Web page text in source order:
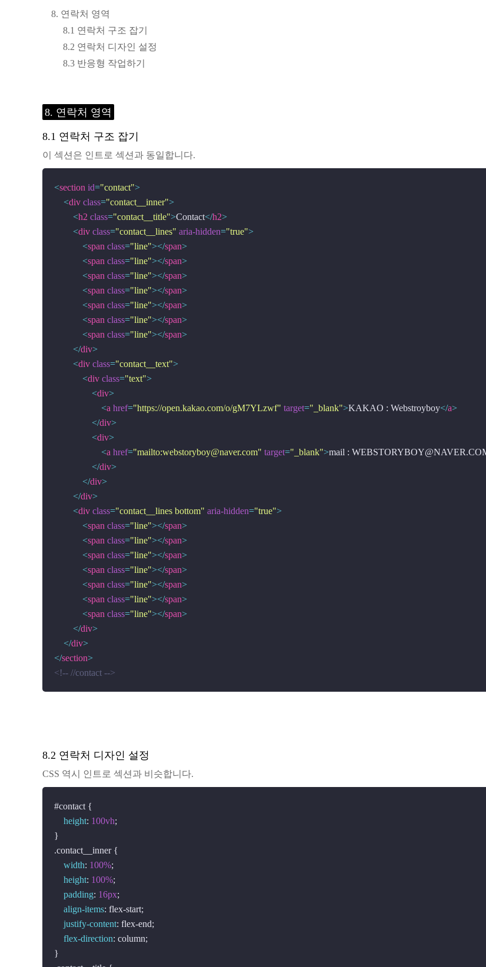
8. 연락처 영역
8.1 연락처 구조 잡기
8.2 연락처 디자인 설정
8.3 반응형 작업하기
8. 연락처 영역
8.1 연락처 구조 잡기
이 섹션은 인트로 섹션과 동일합니다.
<section id="contact">
<div class="contact__inner">
<h2 class="contact__title">Contact</h2>
<div class="contact__lines" aria-hidden="true">
<span class="line"></span>
<span class="line"></span>
<span class="line"></span>
<span class="line"></span>
<span class="line"></span>
<span class="line"></span>
<span class="line"></span>
</div>
<div class="contact__text">
<div class="text">
<div>
<a href="https://open.kakao.com/o/gM7YLzwf" target="_blank">KAKAO : Webstroyboy</a>
</div>
<div>
<a href="mailto:webstoryboy@naver.com" target="_blank">mail :
</div>
</div>
</div>
<div class="contact__lines bottom" aria-hidden="true">
<span class="line"></span>
<span class="line"></span>
<span class="line"></span>
<span class="line"></span>
<span class="line"></span>
<span class="line"></span>
<span class="line"></span>
</div>
</div>
</section>
<!-- //contact -->
8.2 연락처 디자인 설정
CSS 역시 인트로 섹션과 비슷합니다.
#contact {
height: 100vh;
.contact__inner {
width: 100%;
height: 100%;
padding: 16px;
align-items: flex-start;
justify-content: flex-end;
flex-direction: column;